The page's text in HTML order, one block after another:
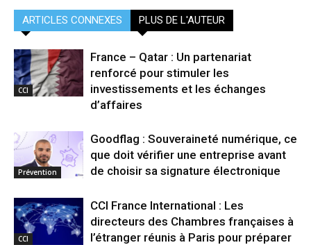
ARTICLES CONNEXES PLUS DE L'AUTEUR
CCI
France – Qatar : Un partenariat
renforcé pour stimuler les
investissements et les échanges
d’affaires
Prévention
Goodflag : Souveraineté numérique, ce
que doit vérifier une entreprise avant
de choisir sa signature électronique
CCI
CCI France International : Les
directeurs des Chambres françaises à
l’étranger réunis à Paris pour préparer